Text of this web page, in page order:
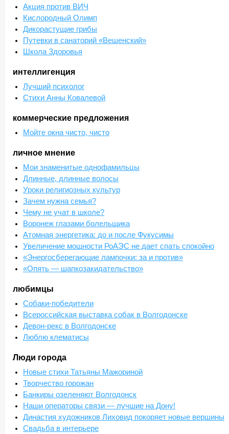
Акция против ВИЧ
Кислородный Олимп
Дикорастущие грибы
Путевки в санаторий «Вешенский»
Школа Здоровья
интеллигенция
Лучший психолог
Стихи Анны Ковалевой
коммерческие предложения
Мойте окна чисто, чисто
личное мнение
Мои знаменитые однофамильцы
Длинные, длинные волосы
Уроки религиозных культур
Зачем нужна семья?
Чему не учат в школе?
Воронеж глазами болельщика
Атомная энергетика: до и после Фукусимы
Увеличение мощности РоАЭС не дает спать спокойно
«Энергосберегающие лампочки: за и против»
«Опять — шапкозакидательство»
любимцы
Собаки-победители
Всероссийская выставка собак в Волгодонске
Девон-рекс в Волгодонске
Люблю клематисы
Люди города
Новые стихи Татьяны Мажориной
Творчество горожан
Банкиры озеленяют Волгодонск
Наши операторы связи — лучшие на Дону!
Династия художников Лиховид покоряет новые вершины
Свадьба в интерьере